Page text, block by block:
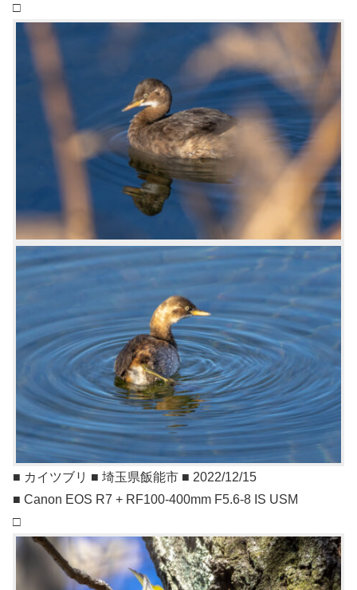
□
■ カイツブリ ■ 埼玉県飯能市 ■ 2022/12/15
■ Canon EOS R7 + RF100-400mm F5.6-8 IS USM
□